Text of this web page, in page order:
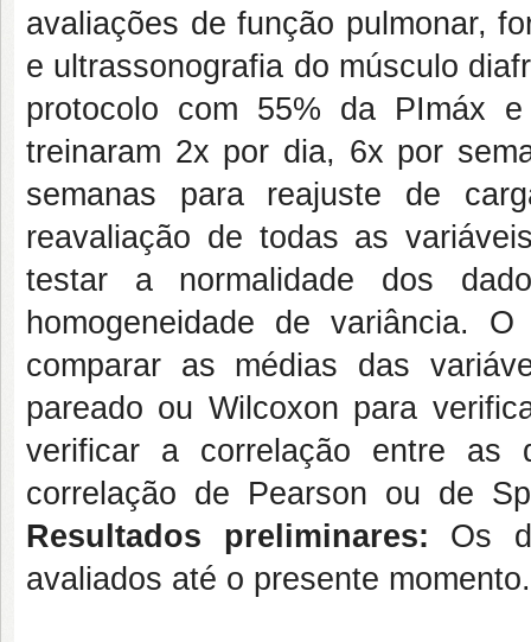
avaliações de função pulmonar,
e ultrassonografia do músculo
protocolo com 55% da PImáx
treinaram 2x por dia, 6x por
semanas para reajuste de
reavaliação de todas as
testar a normalidade dos
homogeneidade de variância.
comparar as médias das
pareado ou Wilcoxon para
verificar a correlação entre as
correlação de Pearson ou de
Resultados preliminares: Os
avaliados até o presente momento.